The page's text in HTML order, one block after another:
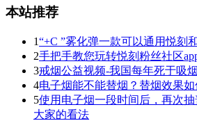
本站推荐
1“+C ”雾化弹一款可以通用悦刻
2手把手教您玩转悦刻粉丝社区
3戒烟公益视频-我国每年死于吸
4电子烟能不能替烟？替烟效果如
5使用电子烟一段时间后，再次
大家的看法